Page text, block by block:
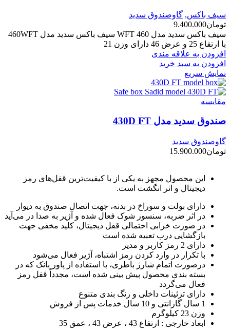
سیف باکس, گاوصندوق سدید
تومان9.400.000
سیف باکس سدید مدل 460 WFT سیف باکس سدید مدل 460WFT
با ارتفاع 25 و عرض 46 دارای وزن 21
افزودن به علاقه مندی
افزودن به سبد خرید
نمایش سریع
مقايسه
صندوق سدید مدل 430D FT
گاوصندوق سدید
تومان15.900.000
این محصول مجهز به یکی از با کیفیت‌ترین قفل‌های رمز
دیجیتال و اثر انگشت است.
دارای بولت و سوراخ در بدنه، جهت اتصال صندوق به دیوار
در اثر ضربه، سنسور شوک فعال شده و آژیر به صدا در می‌آید
در صورت خرابی احتمالی قفل دیجیتال، کلید مخفی جهت
بازگشایی درب تعبیه شده است
دارای 2 رمز کاربر و مدیر
با تکرار در وارد کردن رمز اشتباه، آژیر فعال می‌شود
درصورت اتمام شارژ باطری، با استفاده از پاور بانک که در
بسته بندی محصول پیش بینی شده است، مجدداً قفل رمز
فعال می‌گردد
دارای تزئینات داخلی و رنگ بندی متنوع
1 سال گارانتی و 10 سال خدمات پس از فروش
وزن 23 کیلوگرم
ابعاد خارجی : ارتفاع 43 ، عرض 43 ، عمق 35